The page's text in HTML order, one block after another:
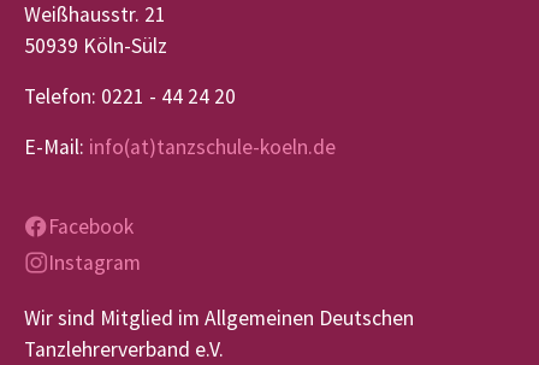
Weißhausstr. 21
50939 Köln-Sülz
Telefon: 0221 - 44 24 20
E-Mail: info(at)tanzschule-koeln.de
Facebook
Instagram
Wir sind Mitglied im Allgemeinen Deutschen
Tanzlehrerverband e.V.